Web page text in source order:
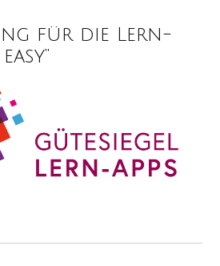
für die Lern-